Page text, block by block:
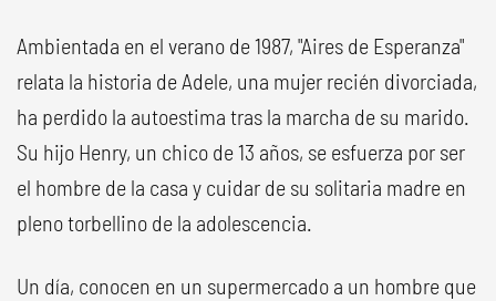
Ambientada en el verano de 1987, "Aires de Esperanza"
relata la historia de Adele, una mujer recién divorciada,
ha perdido la autoestima tras la marcha de su marido.
Su hijo Henry, un chico de 13 años, se esfuerza por ser
el hombre de la casa y cuidar de su solitaria madre en
pleno torbellino de la adolescencia.
Un día, conocen en un supermercado a un hombre que